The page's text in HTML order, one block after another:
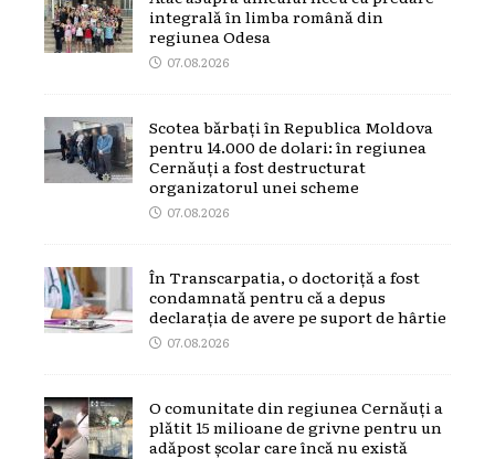
integrală în limba română din
regiunea Odesa
07.08.2026
Scotea bărbați în Republica Moldova
pentru 14.000 de dolari: în regiunea
Cernăuți a fost destructurat
organizatorul unei scheme
07.08.2026
În Transcarpatia, o doctoriță a fost
condamnată pentru că a depus
declarația de avere pe suport de hârtie
07.08.2026
O comunitate din regiunea Cernăuți a
plătit 15 milioane de grivne pentru un
adăpost școlar care încă nu există